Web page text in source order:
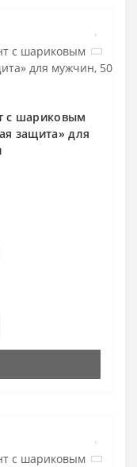
с шариковым
защита» для